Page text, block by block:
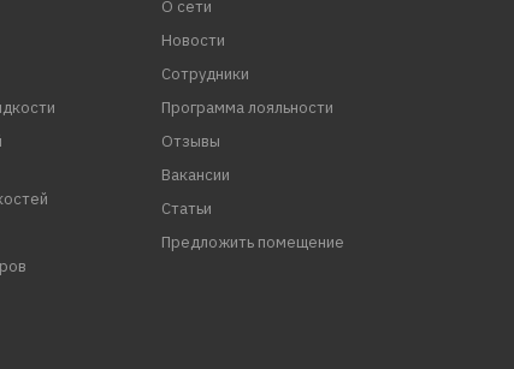
О сети
Новости
Сотрудники
Программа лояльности
Отзывы
Вакансии
Статьи
Предложить помещение